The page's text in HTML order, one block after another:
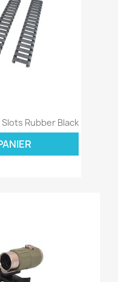
Slots Rubber Black